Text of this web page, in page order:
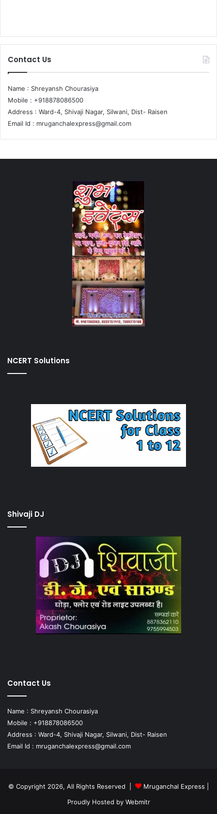
Contact Us
Name : Shreyansh Chourasiya
Mobile : +918878086500
Address : Ward-4, Shivaji Nagar, Silwani, Dist- Raisen
Email Id : mruganchalexpress@gmail.com
NCERT Solutions
Shivaji DJ
Contact Us
Name : Shreyansh Chourasiya
Mobile : +918878086500
Address : Ward-4, Shivaji Nagar, Silwani, Dist- Raisen
Email Id : mruganchalexpress@gmail.com
© Copyright 2026, All Rights Reserved | Mruganchal Express
Proudly Hosted by Webmitr